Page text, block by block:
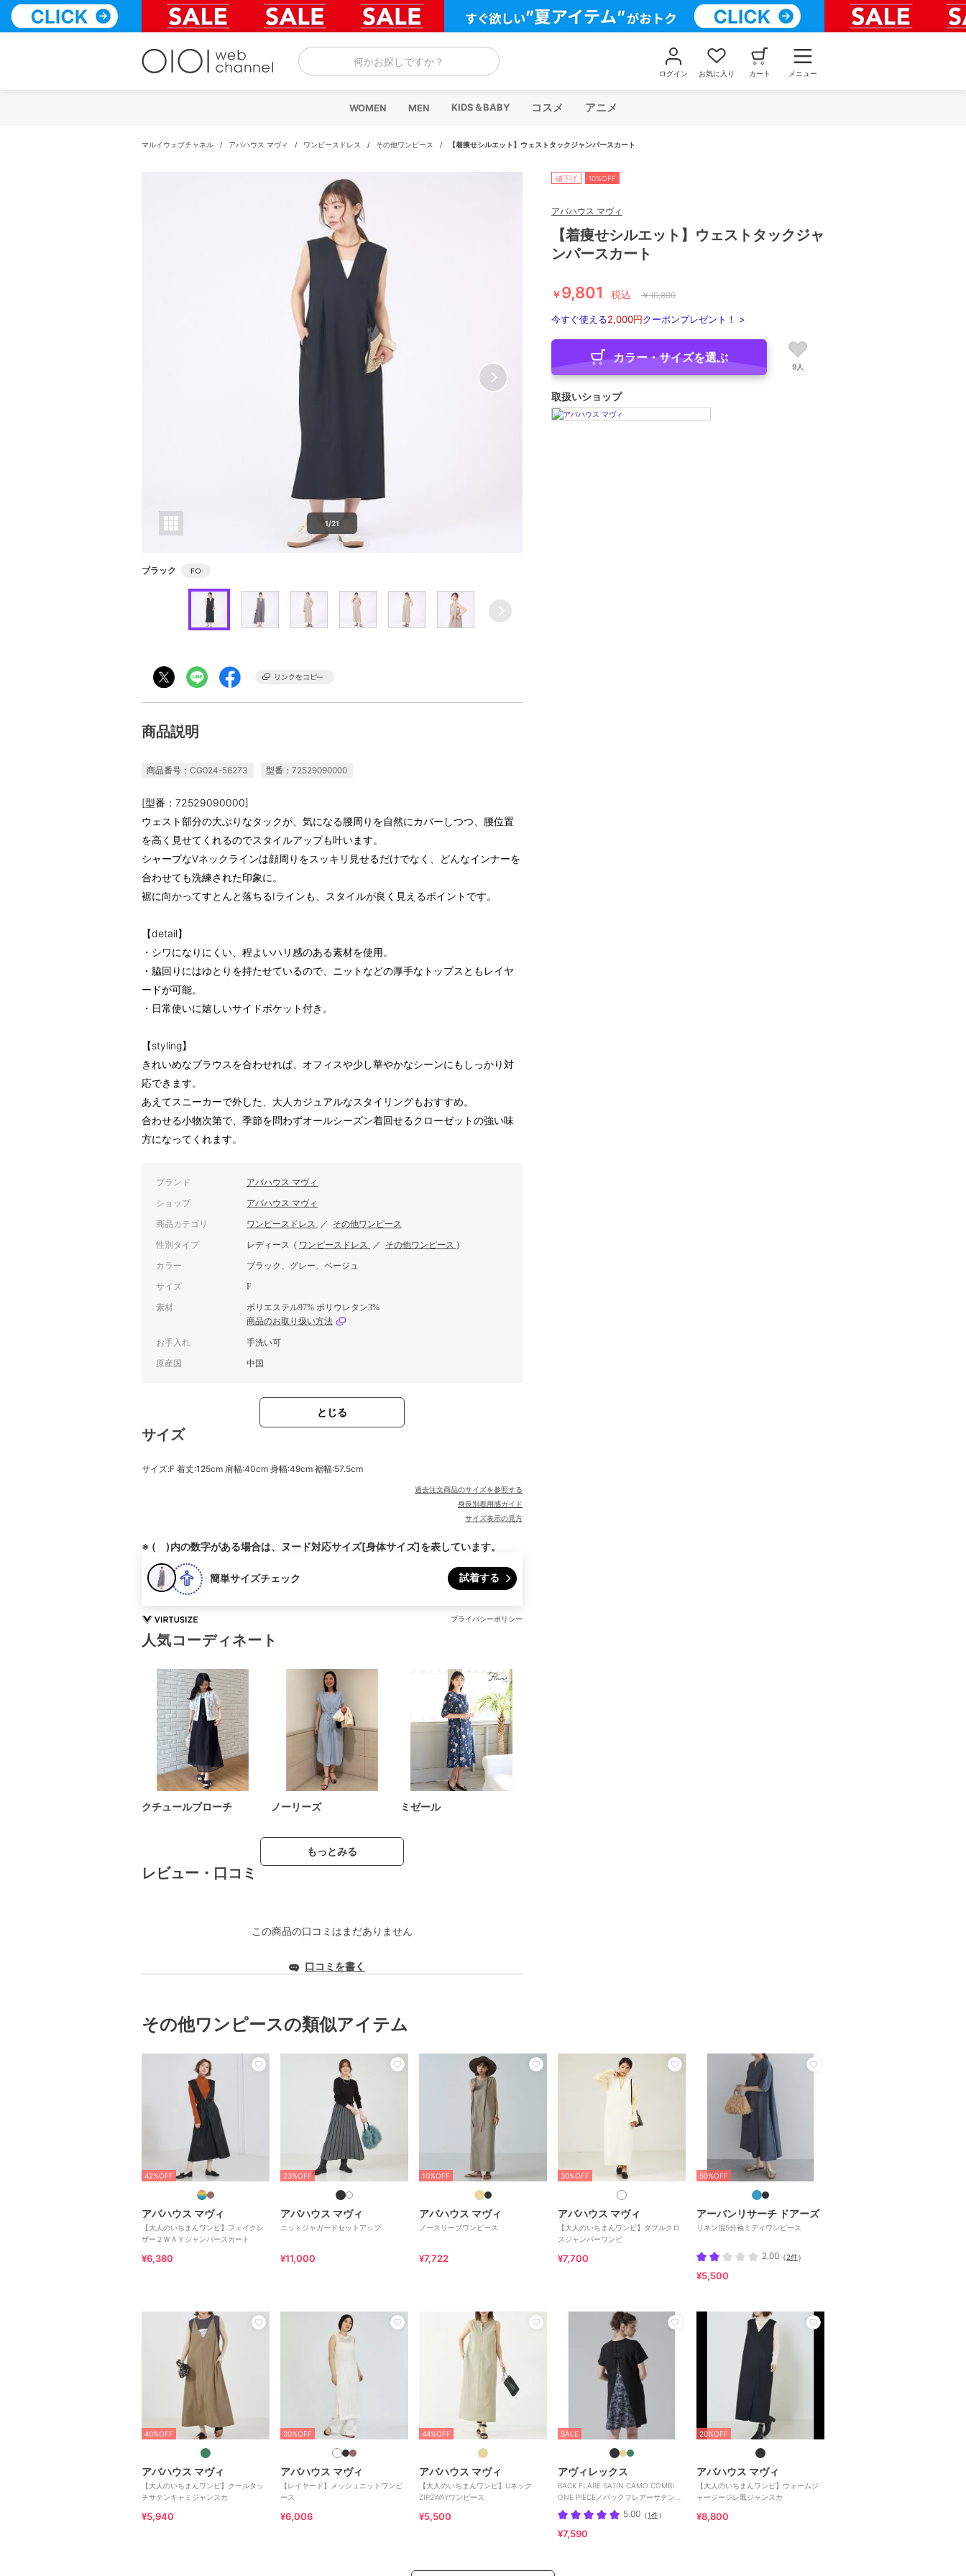
テ
何かお探しですか？
ログイン お気に入り カート メニュー
WOMEN MEN KIDS＆BABY コスメ アニメ
マルイウェブチャネル / アバハウス マヴィ / ワンピースドレス / その他ワンピース / 【着痩せシルエット】ウェストタックジャンパースカート
1/21
ブラック F○
商品説明
商品番号：CG024-56273 型番：72529090000
[型番：72529090000]
ウェスト部分の大ぶりなタックが、気になる腰周りを自然にカバーしつつ、腰位置
を高く見せてくれるのでスタイルアップも叶います。
シャープなVネックラインは顔周りをスッキリ見せるだけでなく、どんなインナーを
合わせても洗練された印象に。
裾に向かってすとんと落ちるIラインも、スタイルが良く見えるポイントです。
【detail】
・シワになりにくい、程よいハリ感のある素材を使用。
・脇回りにはゆとりを持たせているので、ニットなどの厚手なトップスともレイヤ
ードが可能。
・日常使いに嬉しいサイドポケット付き。
【styling】
きれいめなブラウスを合わせれば、オフィスや少し華やかなシーンにもしっかり対
応できます。
あえてスニーカーで外した、大人カジュアルなスタイリングもおすすめ。
合わせる小物次第で、季節を問わずオールシーズン着回せるクローゼットの強い味
方になってくれます。
ブランド アバハウス マヴィ
ショップ アバハウス マヴィ
商品カテゴリ ワンピースドレス ／ その他ワンピース
性別タイプ レディース ( ワンピースドレス ／ その他ワンピース )
カラー ブラック、グレー、ベージュ
サイズ F
素材
ポリエステル97% ポリウレタン3%
商品のお取り扱い方法
お手入れ 手洗い可
原産国 中国
とじる
サイズ
サイズ:F 着丈:125cm 肩幅:40cm 身幅:49cm 裾幅:57.5cm
過去注文商品のサイズを参照する
身長別着用感ガイド
サイズ表示の見方
※ ( )内の数字がある場合は、ヌード対応サイズ[身体サイズ]を表しています。
簡単サイズチェック 試着する
プライバシーポリシー
人気コーディネート
クチュールブローチ ノーリーズ ミゼール
もっとみる
レビュー・口コミ
この商品の口コミはまだありません
口コミを書く
値下げ 10%OFF
アバハウス マヴィ
【着痩せシルエット】ウェストタックジャ
ンパースカート
￥9,801 税込 ￥10,890
今すぐ使える2,000円クーポンプレゼント！ >
カラー・サイズを選ぶ
9人
取扱いショップ
その他ワンピースの類似アイテム
42%OFF
アバハウス マヴィ
【大人のいちまんワンピ】フェイクレ
ザー２ＷＡＹジャンパースカート
¥6,380
23%OFF
アバハウス マヴィ
ニットジャガードセットアップ
¥11,000
10%OFF
アバハウス マヴィ
ノースリーブワンピース
¥7,722
30%OFF
アバハウス マヴィ
【大人のいちまんワンピ】ダブルクロ
スジャンパーワンピ
¥7,700
50%OFF
アーバンリサーチ ドアーズ
リネン混5分袖ミディワンピース
2.00 （2件）
¥5,500
40%OFF
アバハウス マヴィ
【大人のいちまんワンピ】クールタッ
チサテンキャミジャンスカ
¥5,940
30%OFF
アバハウス マヴィ
【レイヤード】メッシュニットワンピ
ース
¥6,006
44%OFF
アバハウス マヴィ
【大人のいちまんワンピ】Uネック
ZIP2WAYワンピース
¥5,500
SALE
アヴィレックス
BACK FLARE SATIN CAMO COMBI
ONE PIECE／バックフレアーサテンカ
モ
5.00 （1件）
¥7,590
20%OFF
アバハウス マヴィ
【大人のいちまんワンピ】ウォームジ
ャージージレ風ジャンスカ
¥8,800